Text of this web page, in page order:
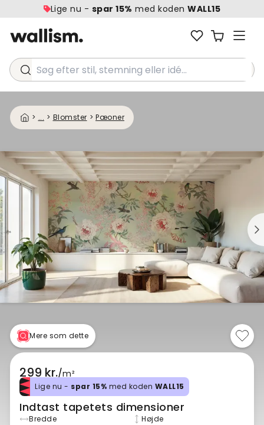
Lige nu - spar 15% med kodenWALL15
Søg efter stil, stemning eller idé...
> ... > Blomster > Pæoner
Mere som dette
299 kr./m²
Lige nu - spar 15% med koden WALL15
Indtast tapetets dimensioner
Bredde Højde